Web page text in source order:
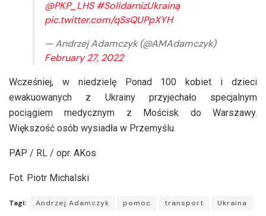
@PKP_LHS #SolidarnizUkrainą
pic.twitter.com/qSsQUPpXYH
— Andrzej Adamczyk (@AMAdamczyk)
February 27, 2022
Wcześniej, w niedzielę Ponad 100 kobiet i dzieci
ewakuowanych z Ukrainy przyjechało specjalnym
pociągiem medycznym z Mościsk do Warszawy.
Większość osób wysiadła w Przemyślu.
PAP / RL / opr. AKos
Fot. Piotr Michalski
Tagi: Andrzej Adamczyk pomoc transport Ukraina